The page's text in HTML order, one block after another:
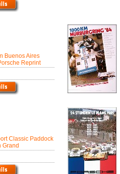
Buenos Aires
Reprint
Classic Paddock
Grand